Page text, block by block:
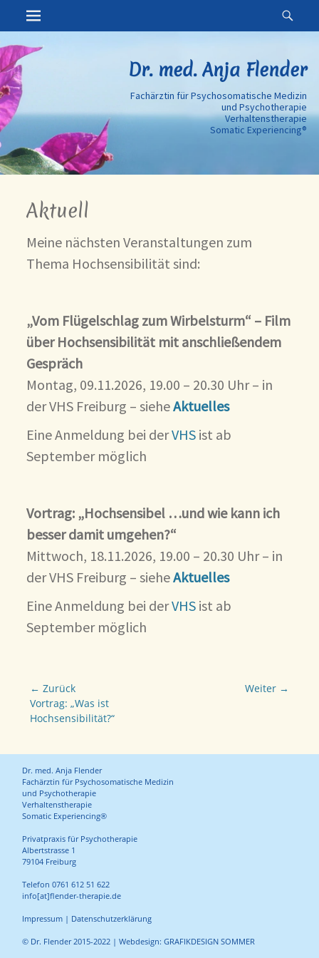
Zum
Inhalt:
Erstes Menü
Dr. med. Anja Flender
Fachärztin für Psychosomatische Medizin
und Psychotherapie
Verhaltenstherapie
Somatic Experiencing®
Aktuell
Meine nächsten Veranstaltungen zum
Thema Hochsensibilität sind:
„Vom Flügelschlag zum Wirbelsturm“ – Film
über Hochsensibilität mit anschließendem
Gespräch
Montag, 09.11.2026, 19.00 – 20.30 Uhr – in
der VHS Freiburg – sieheAktuelles
Eine Anmeldung bei derVHS ist ab
September möglich
Vortrag: „Hochsensibel …und wie kann ich
besser damit umgehen?“
Mittwoch, 18.11.2026, 19.00 – 20.30 Uhr – in
der VHS Freiburg – sieheAktuelles
Eine Anmeldung bei derVHSist ab
September möglich
Beitragsnavigation
← Zurück
Vorhergehender
Beitrag:
Vortrag: „Was ist
Hochsensibilität?“
Weiter →
Dr. med. Anja Flender
Fachärztin für Psychosomatische Medizin
und Psychotherapie
Verhaltenstherapie
Somatic Experiencing®
Privatpraxis für Psychotherapie
Albertstrasse 1
79104 Freiburg
Telefon 0761 612 51 622
info[at]flender-therapie.de
Impressum | Datenschutzerklärung
© Dr. Flender 2015-2022 | Webdesign:GRAFIKDESIGN SOMMER